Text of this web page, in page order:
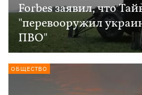
Forbes заявил, что
"перевооружил
ПВО"
ОБЩЕСТВО